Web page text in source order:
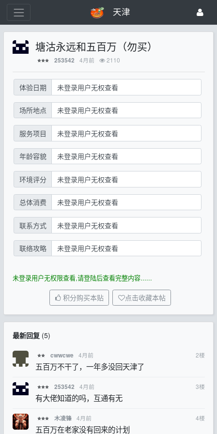
天津
塘沽永远和五百万（勿买）
⭐⭐⭐ 253542 4月前 2110
体验日期 未登录用户无权查看
场所地点 未登录用户无权查看
服务项目 未登录用户无权查看
年龄容貌 未登录用户无权查看
环境评分 未登录用户无权查看
总体消费 未登录用户无权查看
联系方式 未登录用户无权查看
联络攻略 未登录用户无权查看
未登录用户无权限查看,请登陆后查看完整内容......
积分购买本贴 点击收藏本帖
最新回复(5)
⭐⭐ cwwcwe 4月前 2楼
五百万不干了，一年多没回天津了
⭐⭐⭐ 253542 4月前 3楼
有大佬知道的吗，互通有无
⭐⭐⭐ 木凌锋 4月前 4楼
五百万在老家没有回来的计划